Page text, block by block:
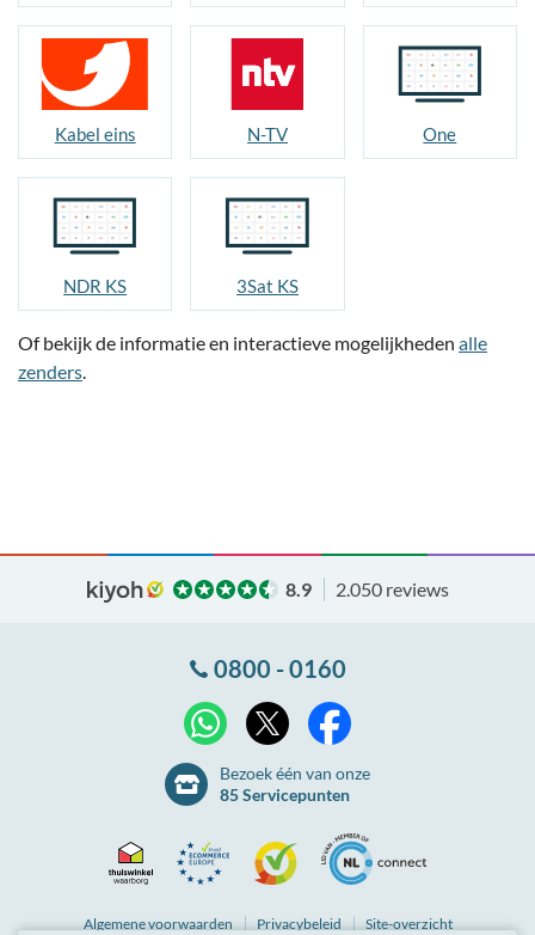
Kabel eins N-TV One
NDR KS 3Sat KS
Of bekijk de informatie en interactieve mogelijkheden alle
zenders.
8.9 2.050 reviews
0800 - 0160
WhatsApp
Bezoek één van onze
85 Servicepunten
Algemenevoorwaarden Privacybeleid Site-overzicht